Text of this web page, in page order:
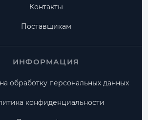
Контакты
Поставщикам
ИНФОРМАЦИЯ
обработку персональных данных
конфиденциальности